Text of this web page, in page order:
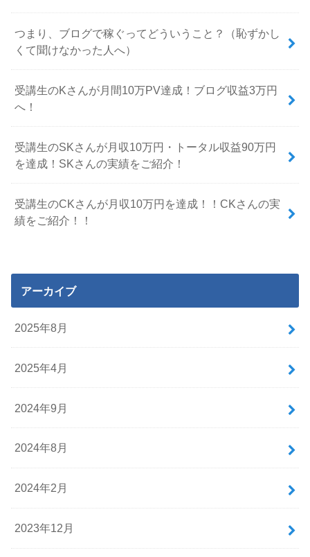
つまり、ブログで稼ぐってどういうこと？（恥ずかし
くて聞けなかった人へ）
受講生のKさんが月間10万PV達成！ブログ収益3万円
へ！
受講生のSKさんが月収10万円・トータル収益90万円
を達成！SKさんの実績をご紹介！
受講生のCKさんが月収10万円を達成！！CKさんの実
績をご紹介！！
アーカイブ
2025年8月
2025年4月
2024年9月
2024年8月
2024年2月
2023年12月